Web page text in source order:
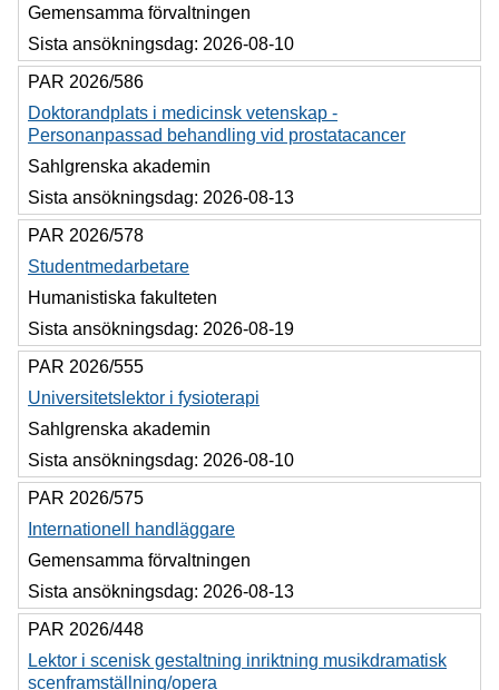
Gemensamma förvaltningen
Sista ansökningsdag: 2026-08-10
PAR 2026/586
Doktorandplats i medicinsk vetenskap -
Personanpassad behandling vid prostatacancer
Sahlgrenska akademin
Sista ansökningsdag: 2026-08-13
PAR 2026/578
Studentmedarbetare
Humanistiska fakulteten
Sista ansökningsdag: 2026-08-19
PAR 2026/555
Universitetslektor i fysioterapi
Sahlgrenska akademin
Sista ansökningsdag: 2026-08-10
PAR 2026/575
Internationell handläggare
Gemensamma förvaltningen
Sista ansökningsdag: 2026-08-13
PAR 2026/448
Lektor i scenisk gestaltning inriktning musikdramatisk
scenframställning/opera